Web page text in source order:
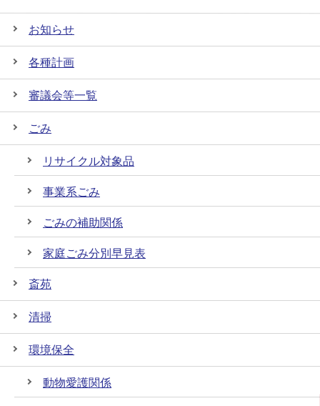
お知らせ
各種計画
審議会等一覧
ごみ
リサイクル対象品
事業系ごみ
ごみの補助関係
家庭ごみ分別早見表
斎苑
清掃
環境保全
動物愛護関係